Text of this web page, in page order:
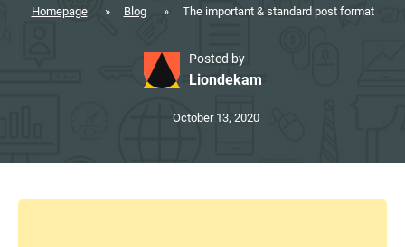
Homepage » Blog » The important & standard post format
Posted by
Liondekam
October 13, 2020